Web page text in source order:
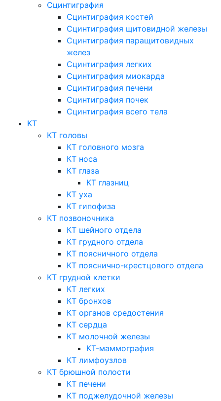
Сцинтиграфия
Сцинтиграфия костей
Сцинтиграфия щитовидной железы
Сцинтиграфия паращитовидных
желез
Сцинтиграфия легких
Сцинтиграфия миокарда
Сцинтиграфия печени
Сцинтиграфия почек
Сцинтиграфия всего тела
КТ
КТ головы
КТ головного мозга
КТ носа
КТ глаза
КТ глазниц
КТ уха
КТ гипофиза
КТ позвоночника
КТ шейного отдела
КТ грудного отдела
КТ поясничного отдела
КТ пояснично-крестцового отдела
КТ грудной клетки
КТ легких
КТ бронхов
КТ органов средостения
КТ сердца
КТ молочной железы
КТ-маммография
КТ лимфоузлов
КТ брюшной полости
КТ печени
КТ поджелудочной железы